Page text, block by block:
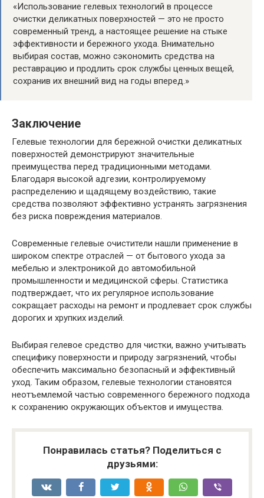
«Использование гелевых технологий в процессе
очистки деликатных поверхностей — это не просто
современный тренд, а настоящее решение на стыке
эффективности и бережного ухода. Внимательно
выбирая состав, можно сэкономить средства на
реставрацию и продлить срок службы ценных вещей,
сохранив их внешний вид на годы вперед.»
Заключение
Гелевые технологии для бережной очистки деликатных
поверхностей демонстрируют значительные
преимущества перед традиционными методами.
Благодаря высокой адгезии, контролируемому
распределению и щадящему воздействию, такие
средства позволяют эффективно устранять загрязнения
без риска повреждения материалов.
Современные гелевые очистители нашли применение в
широком спектре отраслей — от бытового ухода за
мебелью и электроникой до автомобильной
промышленности и медицинской сферы. Статистика
подтверждает, что их регулярное использование
сокращает расходы на ремонт и продлевает срок службы
дорогих и хрупких изделий.
Выбирая гелевое средство для чистки, важно учитывать
специфику поверхности и природу загрязнений, чтобы
обеспечить максимально безопасный и эффективный
уход. Таким образом, гелевые технологии становятся
неотъемлемой частью современного бережного подхода
к сохранению окружающих объектов и имущества.
Понравилась статья? Поделиться с
друзьями: